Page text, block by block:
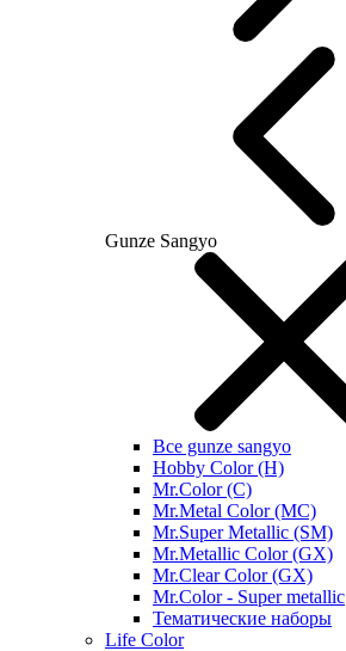
Gunze Sangyo
Все gunze sangyo
Hobby Color (H)
Mr.Color (C)
Mr.Metal Color (MC)
Mr.Super Metallic (SM)
Mr.Metallic Color (GX)
Mr.Clear Color (GX)
Mr.Color - Super metallic
Тематические наборы
Life Color